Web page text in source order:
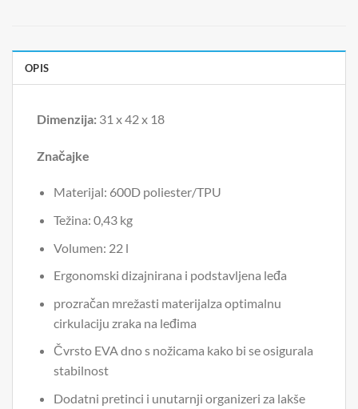
OPIS
Dimenzija: 31 x 42 x 18
Značajke
Materijal: 600D poliester/TPU
Težina: 0,43 kg
Volumen: 22 l
Ergonomski dizajnirana i podstavljena leđa
prozračan mrežasti materijalza optimalnu
cirkulaciju zraka na leđima
Čvrsto EVA dno s nožicama kako bi se osigurala
stabilnost
Dodatni pretinci i unutarnji organizeri za lakše